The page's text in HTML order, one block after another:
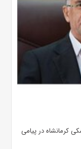
کرمانشاه در پیامی